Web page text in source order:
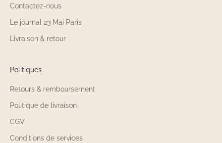
Contactez-nous
Le journal 23 Mai Paris
Livraison & retour
Politiques
Retours & remboursement
Politique de livraison
CGV
Conditions de services